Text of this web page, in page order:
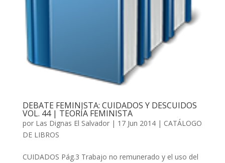
DEBATE FEMINISTA: CUIDADOS Y DESCUIDOS
VOL. 44 | TEORÍA FEMINISTA
por Las Dignas El Salvador| 17 Jun 2014| CATÁLOGO
DE LIBROS
CUIDADOS Pág.3 Trabajo no remunerado y el uso del